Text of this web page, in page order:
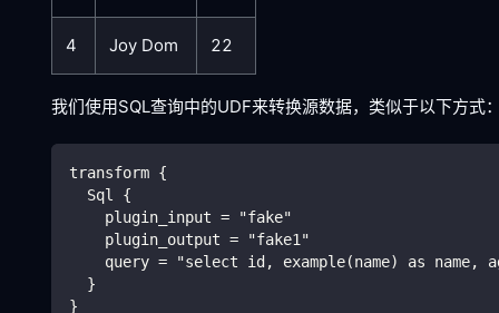
4 Joy Dom 22
我们使用SQL查询中的UDF来转换源数据，类似于以下方式
transform {
  Sql {
    plugin_input = "fake"
    plugin_output = "fake1"
query = "select id, example(name) as name,
  }
}